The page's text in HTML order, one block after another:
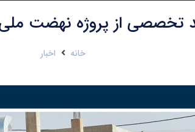
تخصصی از پروژه نهضت
خانه اخبار